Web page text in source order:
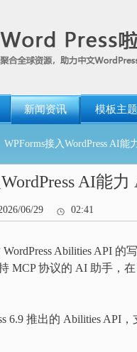
新闻资讯 模板主题
接入WordPress AI
AI能
06/29 02:41
Abilities API 的
MCP 协议的 AI 助手，在
6.9 推出的 Abilities API